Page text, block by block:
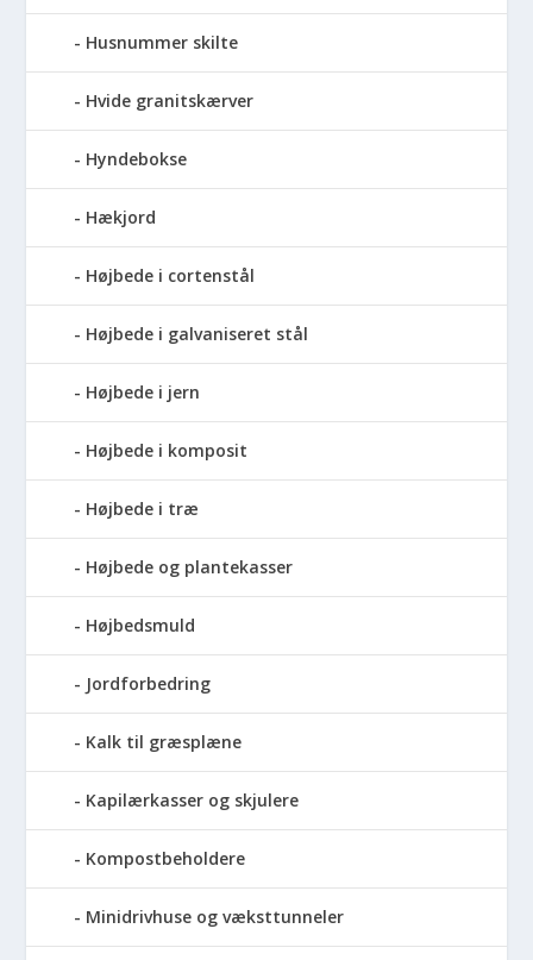
Husnummer skilte
Hvide granitskærver
Hyndebokse
Hækjord
Højbede i cortenstål
Højbede i galvaniseret stål
Højbede i jern
Højbede i komposit
Højbede i træ
Højbede og plantekasser
Højbedsmuld
Jordforbedring
Kalk til græsplæne
Kapilærkasser og skjulere
Kompostbeholdere
Minidrivhuse og væksttunneler